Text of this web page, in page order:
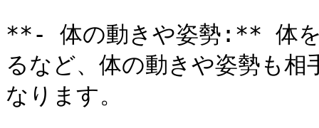
**- 体の動きや姿勢:** 体を
るなど、体の動きや姿勢も
なります。